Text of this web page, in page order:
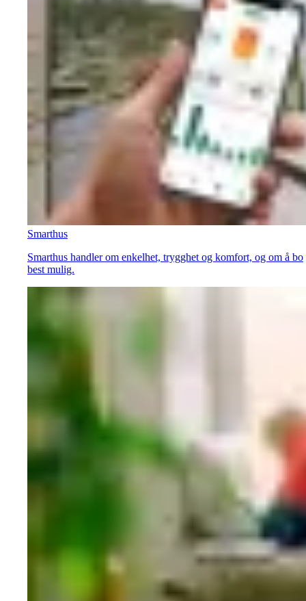
Smarthus
Smarthus handler om enkelhet, trygghet og komfort, og om å bo
best mulig.